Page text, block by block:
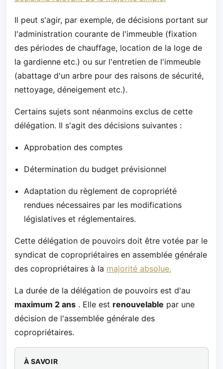
Il peut s'agir, par exemple, de décisions portant sur
l'administration courante de l'immeuble (fixation
des périodes de chauffage, location de la loge de
la gardienne etc.) ou sur l'entretien de l'immeuble
(abattage d'un arbre pour des raisons de sécurité,
nettoyage, déneigement etc.).
Certains sujets sont néanmoins exclus de cette
délégation. Il s'agit des décisions suivantes :
Approbation des comptes
Détermination du budget prévisionnel
Adaptation du règlement de copropriété
rendues nécessaires par les modifications
législatives et réglementaires.
Cette délégation de pouvoirs doit être votée par le
syndicat de copropriétaires en assemblée générale
des copropriétaires à la majorité absolue.
La durée de la délégation de pouvoirs est d'au
maximum 2 ans . Elle est renouvelable par une
décision de l'assemblée générale des
copropriétaires.
À SAVOIR